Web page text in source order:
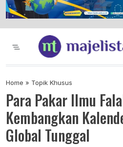
Majelis TablighSyiar Dakwah
Home » Topik Khusus
Para Pakar Ilmu
Kembangkan
Global Tunggal